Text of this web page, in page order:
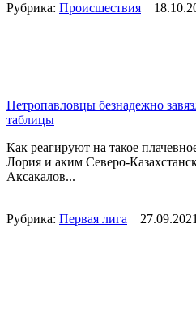
Рубрика: Происшествия
Петропавловцы безнадежно
таблицы
Как реагируют на такое
Лория и аким Северо-
Аксакалов...
Рубрика: Первая лига